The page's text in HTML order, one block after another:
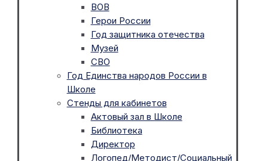
ВОВ
Герои России
Год защитника отечества
Музей
СВО
Год Единства народов России в
Школе
Стенды для кабинетов
Актовый зал в Школе
Библиотека
Директор
Логопед/Методист/Социальный